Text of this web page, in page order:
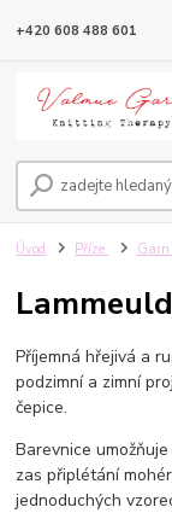
+420 608 488 601
Úvod Příze Garn
Lammeuld
Příjemná hřejivá a
podzimní a zimní
čepice.
Barevnice
zas připlétání
jednoduchých